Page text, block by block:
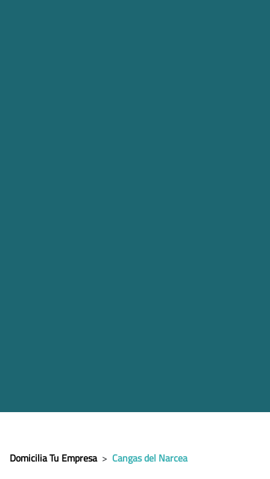
Domicilia Tu Empresa > Cangas del Narcea